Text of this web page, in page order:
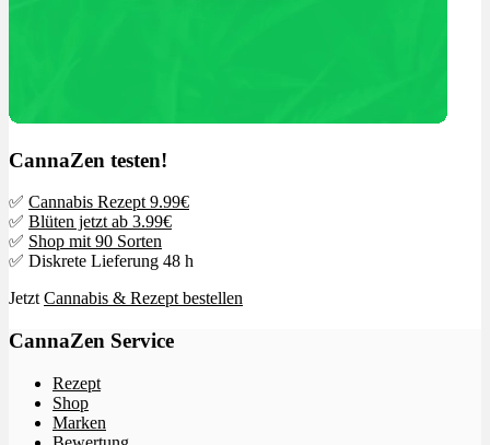
CannaZen testen!
✅ Cannabis Rezept 9.99€
✅ Blüten jetzt ab 3.99€
✅ Shop mit 90 Sorten
✅ Diskrete Lieferung 48 h
Jetzt Cannabis & Rezept bestellen
CannaZen Service
Rezept
Shop
Marken